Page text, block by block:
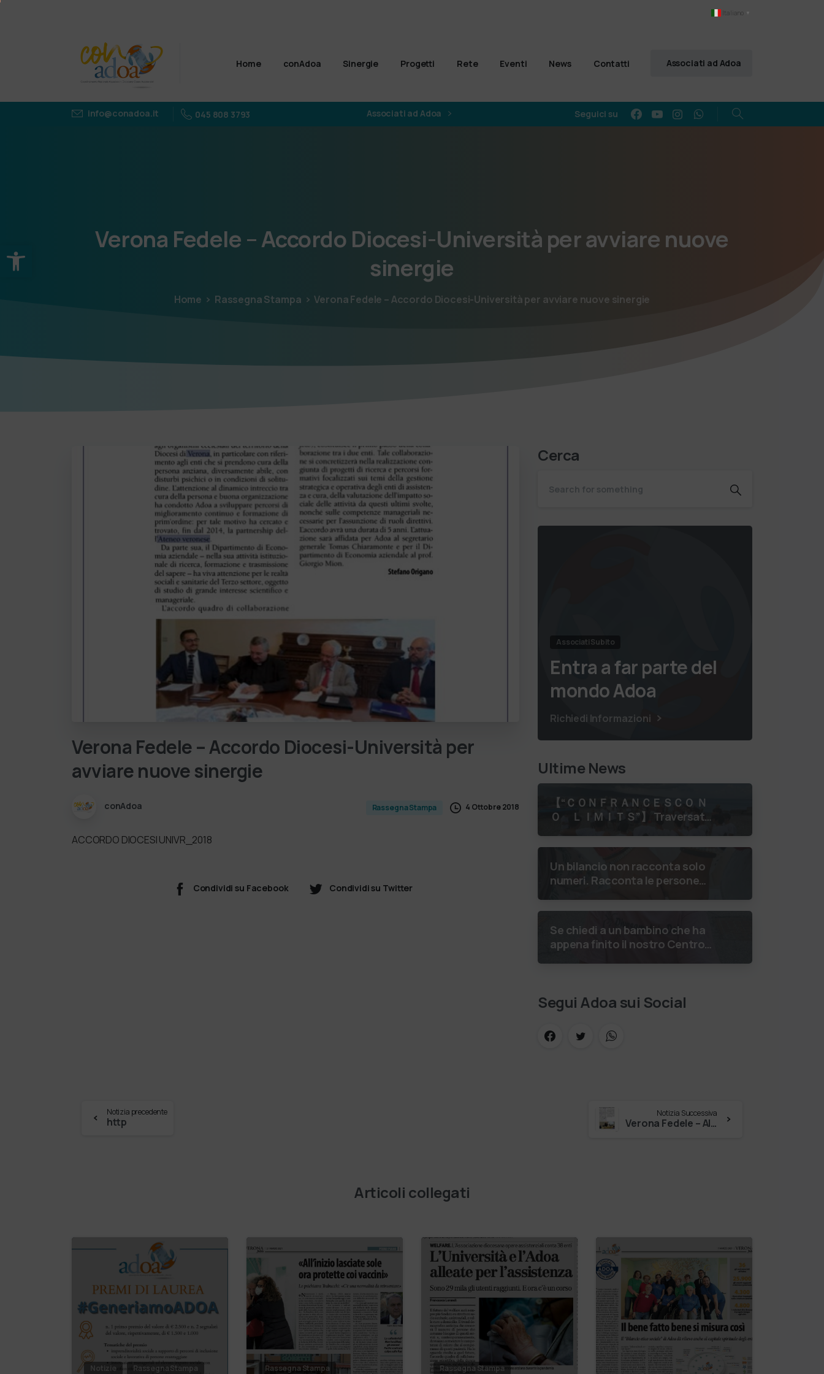
Apri la barra degli strumenti
Italiano ▼
Home conAdoa Sinergie Progetti Rete Eventi News Contatti Associati ad Adoa
info@conadoa.it 045 808 3793 Associati ad Adoa Seguici su
Verona Fedele –Accordo Diocesi-Università peravviare nuove
sinergie
Home Rassegna Stampa Verona Fedele – Accordo Diocesi-Università per avviare nuove sinergie
Verona Fedele–Accordo Diocesi-Università per
avviarenuovesinergie
conAdoa Rassegna Stampa 4 Ottobre 2018
ACCORDO DIOCESI UNIVR_2018
Condividi su Facebook Condividi su Twitter
Cerca
Associati Subito
Entra a far parte del
mondo Adoa
Richiedi Informazioni
Ultime News
【 “ＣＯＮＦＲＡＮＣＥＳＣＯ Ｎ
Ｏ ＬＩＭＩＴＳ”】 Traversata
luglio 2026 Uniti dallo stesso
orizzonte: nessun lim…
Un bilancio non racconta solo
numeri. Racconta le persone
le relazioni nate e il
cambiamento generato. P…
Se chiedi a un bambino che ha
appena finito il nostro Centro
Segui Adoa sui Social
Notizia precedente
http
Notizia Successiva
Verona Fedele – Al via il corso di etica d’impresa per un’economia d’impatto sociale
Articoli collegati
Notizie Rassegna Stampa Rassegna Stampa Rassegna Stampa